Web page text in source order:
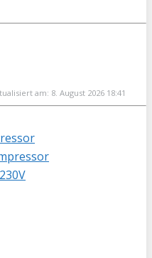
am: 8. August 2026 18:41